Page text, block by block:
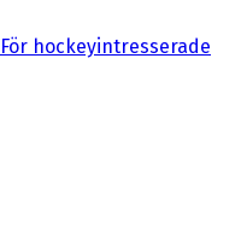
För hockeyintresserade